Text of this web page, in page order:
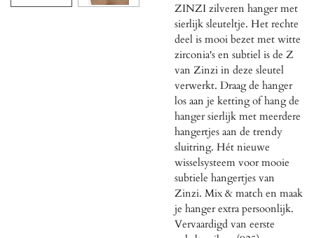
ZINZI zilveren hanger met
sierlijk sleuteltje. Het rechte
deel is mooi bezet met witte
zirconia's en subtiel is de Z
van Zinzi in deze sleutel
verwerkt. Draag de hanger
los aan je ketting of hang de
hanger sierlijk met meerdere
hangertjes aan de trendy
sluitring. Hét nieuwe
wisselsysteem voor mooie
subtiele hangertjes van
Zinzi. Mix & match en maak
je hanger extra persoonlijk.
Vervaardigd van eerste